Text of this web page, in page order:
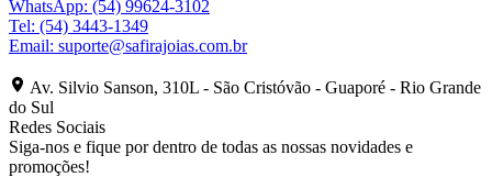
WhatsApp: (54) 99624-3102
Tel: (54) 3443-1349
Email: suporte@safirajoias.com.br
Av. Silvio Sanson, 310L - São Cristóvão - Guaporé - Rio Grande
do Sul
Redes Sociais
Siga-nos e fique por dentro de todas as nossas novidades e
promoções!